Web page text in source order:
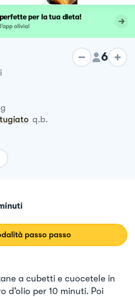
per la tua dieta!
olivia!
6
g
q.b.
passo passo
a cubetti e cuocetele in
d’olio per 10 minuti. Poi